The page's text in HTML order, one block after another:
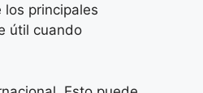
principales
útil cuando